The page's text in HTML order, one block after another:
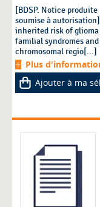
[BDSP. Notice produite
soumise à
inherited risk of
familial syndromes
chromosomal regio[...]
Plus
Ajouter à ma